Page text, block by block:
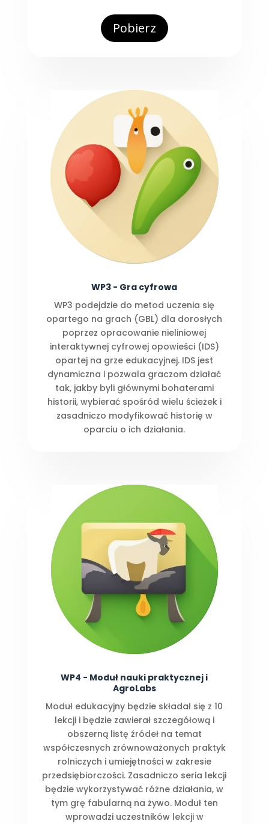
Pobierz
WP3 - Gra cyfrowa
WP3 podejdzie do metod uczenia się
opartego na grach (GBL) dla dorosłych
poprzez opracowanie nieliniowej
interaktywnej cyfrowej opowieści (IDS)
opartej na grze edukacyjnej. IDS jest
dynamiczna i pozwala graczom działać
tak, jakby byli głównymi bohaterami
historii, wybierać spośród wielu ścieżek i
zasadniczo modyfikować historię w
oparciu o ich działania.
WP4 - Moduł nauki praktycznej i
AgroLabs
Moduł edukacyjny będzie składał się z 10
lekcji i będzie zawierał szczegółową i
obszerną listę źródeł na temat
współczesnych zrównoważonych praktyk
rolniczych i umiejętności w zakresie
przedsiębiorczości. Zasadniczo seria lekcji
będzie wykorzystywać różne działania, w
tym grę fabularną na żywo. Moduł ten
wprowadzi uczestników lekcji w